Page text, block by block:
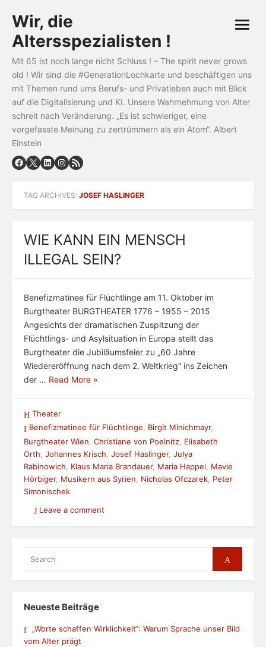
to
content
Wir, die
Altersspezialisten !
Mit 65 ist noch lange nicht Schluss ! – The spirit never grows
old ! Wir sind die #GenerationLochkarte und beschäftigen uns
mit Themen rund ums Berufs- und Privatleben auch mit Blick
auf die Digitalisierung und KI. Unsere Wahrnehmung von Alter
schreit nach Veränderung. „Es ist schwieriger, eine
vorgefasste Meinung zu zertrümmern als ein Atom“. Albert
Einstein
open
TAG ARCHIVES: JOSEF HASLINGER
WIE KANN EIN MENSCH
ILLEGAL SEIN?
Benefizmatinee für Flüchtlinge am 11. Oktober im
Burgtheater BURGTHEATER 1776 – 1955 – 2015
Angesichts der dramatischen Zuspitzung der
Flüchtlings- und Asylsituation in Europa stellt das
Burgtheater die Jubiläumsfeier zu „60 Jahre
Wiedereröffnung nach dem 2. Weltkrieg“ ins Zeichen
der … Read More »
Theater
Benefizmatinee für Flüchtlinge, Birgit Minichmayr,
Burgtheater Wien Christiane von Poelnitz Elisabeth
Orth Johannes Krisch Josef Haslinger, Julya
Rabinowich
Klaus Maria Brandauer, Maria Happel
Mavie
Hörbiger, Musikern aus Syrien Nicholas Ofczarek Peter
Simonischek
Leave a comment
for:
Search
Neueste Beiträge
„Worte schaffen Wirklichkeit“: Warum Sprache unser Bild
vom Alter prägt